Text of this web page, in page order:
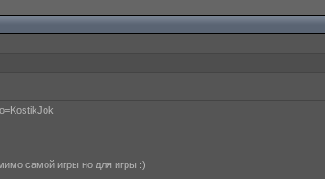
самой игры но для игры :)